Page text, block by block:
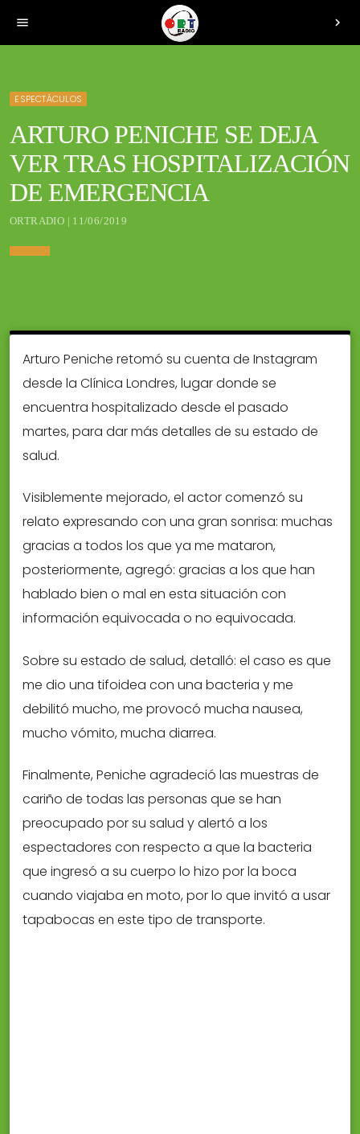
menu chevron_right
ESPECTÁCULOS
ARTURO PENICHE SE DEJA
VER TRAS HOSPITALIZACIÓN
DE EMERGENCIA
ORTRADIO | 11/06/2019
Arturo Peniche retomó su cuenta de Instagram
desde la Clínica Londres, lugar donde se
encuentra hospitalizado desde el pasado
martes, para dar más detalles de su estado de
salud.
Visiblemente mejorado, el actor comenzó su
relato expresando con una gran sonrisa: muchas
gracias a todos los que ya me mataron,
posteriormente, agregó: gracias a los que han
hablado bien o mal en esta situación con
información equivocada o no equivocada.
Sobre su estado de salud, detalló: el caso es que
me dio una tifoidea con una bacteria y me
debilitó mucho, me provocó mucha nausea,
mucho vómito, mucha diarrea.
Finalmente, Peniche agradeció las muestras de
cariño de todas las personas que se han
preocupado por su salud y alertó a los
espectadores con respecto a que la bacteria
que ingresó a su cuerpo lo hizo por la boca
cuando viajaba en moto, por lo que invitó a usar
tapabocas en este tipo de transporte.